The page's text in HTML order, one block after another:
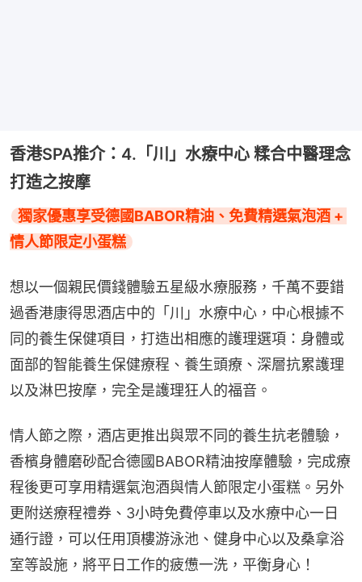
香港SPA推介：4.「川」水療中心 糅合中醫理念
打造之按摩
獨家優惠享受德國BABOR精油、免費精選氣泡酒 +
情人節限定小蛋糕
想以一個親民價錢體驗五星級水療服務，千萬不要錯
過香港康得思酒店中的「川」水療中心，中心根據不
同的養生保健項目，打造出相應的護理選項：身體或
面部的智能養生保健療程、養生頭療、深層抗累護理
以及淋巴按摩，完全是護理狂人的福音。
情人節之際，酒店更推出與眾不同的養生抗老體驗，
香檳身體磨砂配合德國BABOR精油按摩體驗，完成療
程後更可享用精選氣泡酒與情人節限定小蛋糕。另外
更附送療程禮券、3小時免費停車以及水療中心一日
通行證，可以任用頂樓游泳池、健身中心以及桑拿浴
室等設施，將平日工作的疲憊一洗，平衡身心！